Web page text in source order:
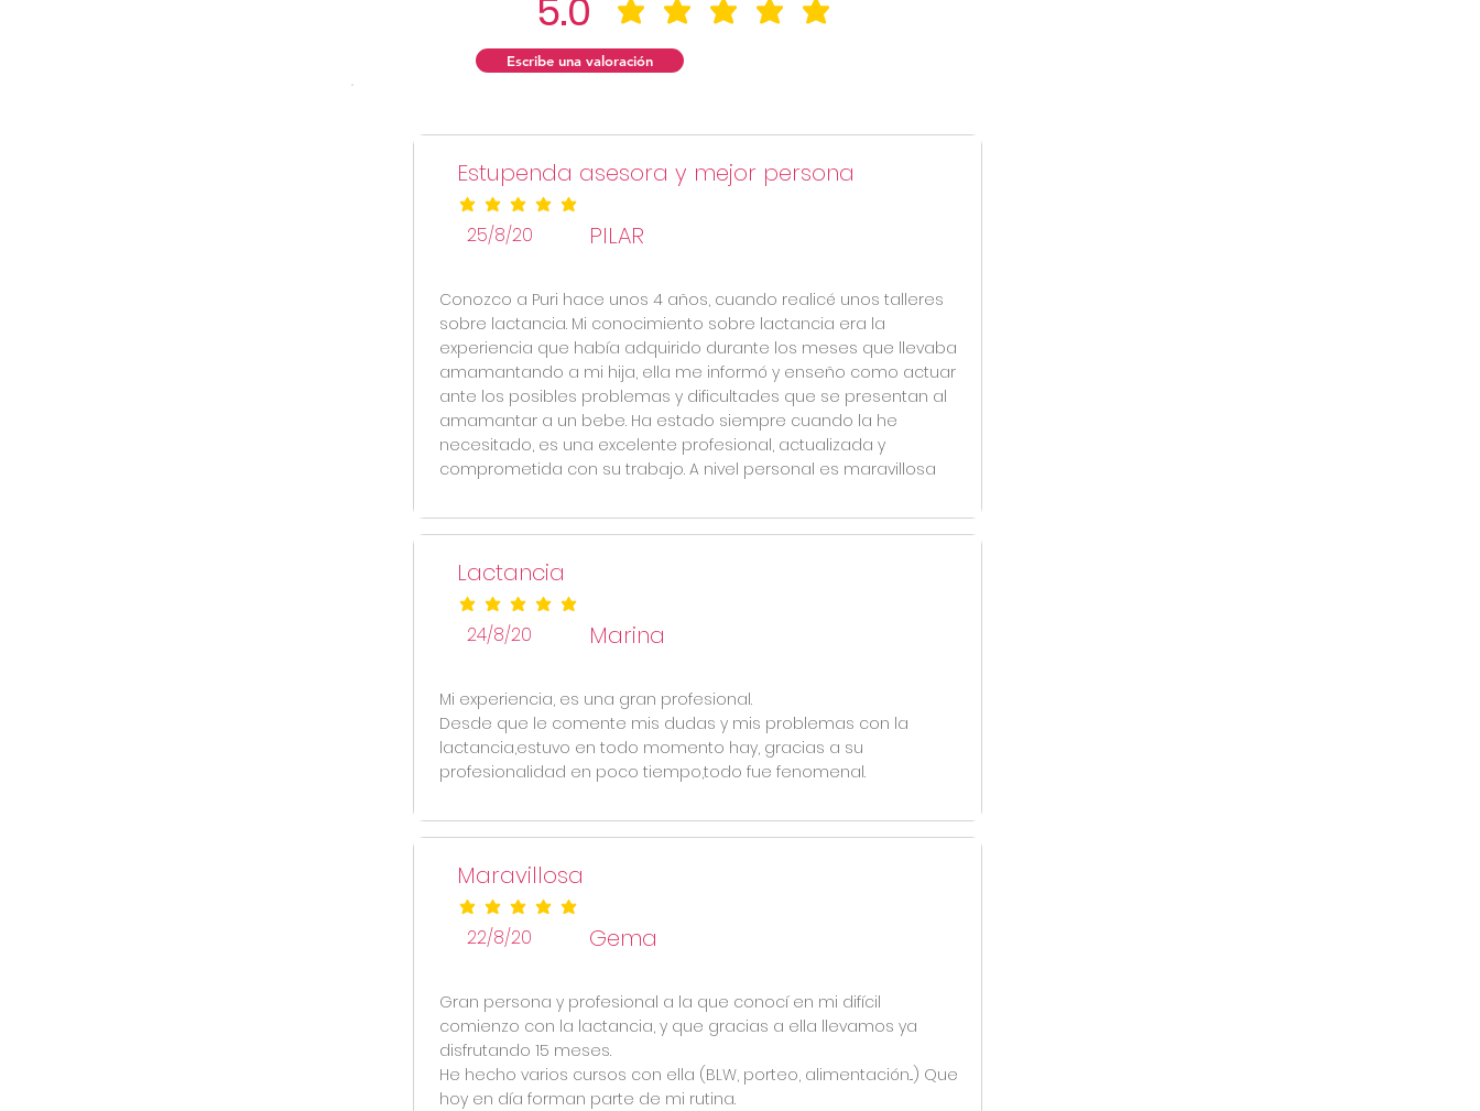
la calificación promedio es 5 de 5
5.0
Estupenda asesora y mejor persona
la calificación promedio es 5 de 5
25/8/20 PILAR
Conozco a Puri hace unos 4 años, cuando realicé unos talleres
sobre lactancia. Mi conocimiento sobre lactancia era la
experiencia que había adquirido durante los meses que llevaba
amamantando a mi hija, ella me informó y enseño como actuar
ante los posibles problemas y dificultades que se presentan al
amamantar a un bebe. Ha estado siempre cuando la he
necesitado, es una excelente profesional, actualizada y
comprometida con su trabajo. A nivel personal es maravillosa
Lactancia
la calificación promedio es 5 de 5
24/8/20 Marina
Mi experiencia, es una gran profesional.
Desde que le comente mis dudas y mis problemas con la
lactancia,estuvo en todo momento hay, gracias a su
profesionalidad en poco tiempo,todo fue fenomenal.
Escribe una valoración
Maravillosa
la calificación promedio es 5 de 5
22/8/20 Gema
Gran persona y profesional a la que conocí en mi difícil
comienzo con la lactancia, y que gracias a ella llevamos ya
disfrutando 15 meses.
He hecho varios cursos con ella (BLW, porteo, alimentación...) Que
hoy en día forman parte de mi rutina.